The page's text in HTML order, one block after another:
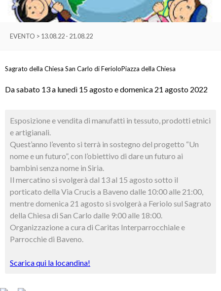
EVENTO > 13.08.22 - 21.08.22
Sagrato della Chiesa San Carlo di FerioloPiazza della Chiesa
Da sabato 13 a lunedì 15 agosto e domenica 21 agosto 2022
Esposizione e vendita di manufatti in tessuto, prodotti etnici
e artigianali.
Quest’anno l’evento si terrà in sostegno del progetto “Un
nome e un futuro”, con l’obiettivo di dare un futuro ai
bambini senza nome in Siria.
Il mercatino si svolgerà dal 13 al 15 agosto sotto il
porticato della Via Crucis a Baveno dalle 10:00 alle 21:00,
mentre domenica 21 agosto si svolgerà a Feriolo sul Sagrato
della Chiesa di San Carlo dalle 9:00 alle 18:00.
Organizzazione a cura di Caritas Interparrocchiale e
Parrocchie di Baveno.
Scarica qui la locandina!